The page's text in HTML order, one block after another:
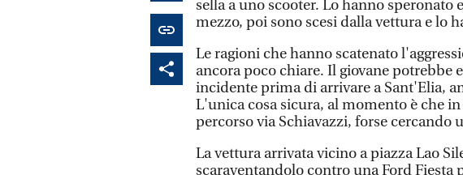
sella a uno scooter. Lo hanno speronato
mezzo, poi sono scesi dalla vettura e lo
Le ragioni che hanno scatenato
ancora poco chiare. Il giovane potrebbe
incidente prima di arrivare a Sant'Elia,
L'unica cosa sicura, al momento è che
percorso via Schiavazzi, forse cercando
La vettura arrivata vicino a piazza Lao
scaraventandolo contro una Ford Fiesta